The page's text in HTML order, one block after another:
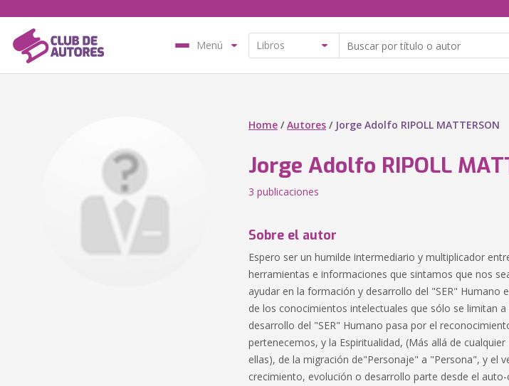
Menú
Home /Autores / Jorge Adolfo RIPOLL MATTERSON
Jorge Adolfo RIPOLL
3 publicaciones
Sobre el autor
Espero ser un humilde intermediario y multiplicador
herramientas e informaciones que sintamos que nos
ayudar en la formación y desarrollo del "SER" Humano
de los conocimientos intelectuales que sólo se limitan
desarrollo del "SER" Humano pasa por el
pertenecemos, y la Espiritualidad, (Más allá de
ellas), de la migración de"Personaje" a "Persona", y el
crecimiento, evolución o desarrollo parte desde el